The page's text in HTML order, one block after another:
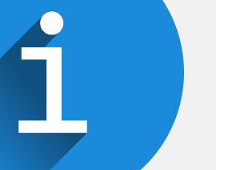
(5 Paare)
(TT im
Greifswald e.V.)